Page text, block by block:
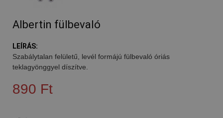
Albertin fülbevaló
LEÍRÁS:
Szabálytalan felületű, levél formájú fülbevaló óriás
teklagyönggyel díszítve.
890 Ft